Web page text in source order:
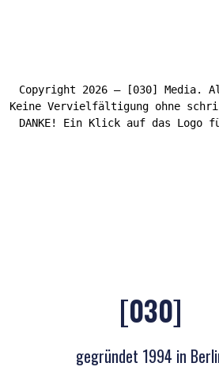
Copyright 2026 – [030] Media.
Keine Vervielfältigung ohne
DANKE! Ein Klick auf das Logo
[030]
gegründet 1994 in